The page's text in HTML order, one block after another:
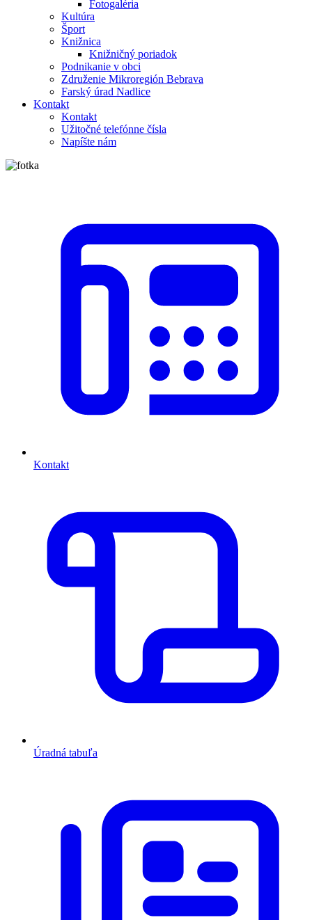
Fotogaléria
Kultúra
Šport
Knižnica
Knižničný poriadok
Podnikanie v obci
Združenie Mikroregión Bebrava
Farský úrad Nadlice
Kontakt
Kontakt
Užitočné telefónne čísla
Napíšte nám
Kontakt
Úradná tabuľa